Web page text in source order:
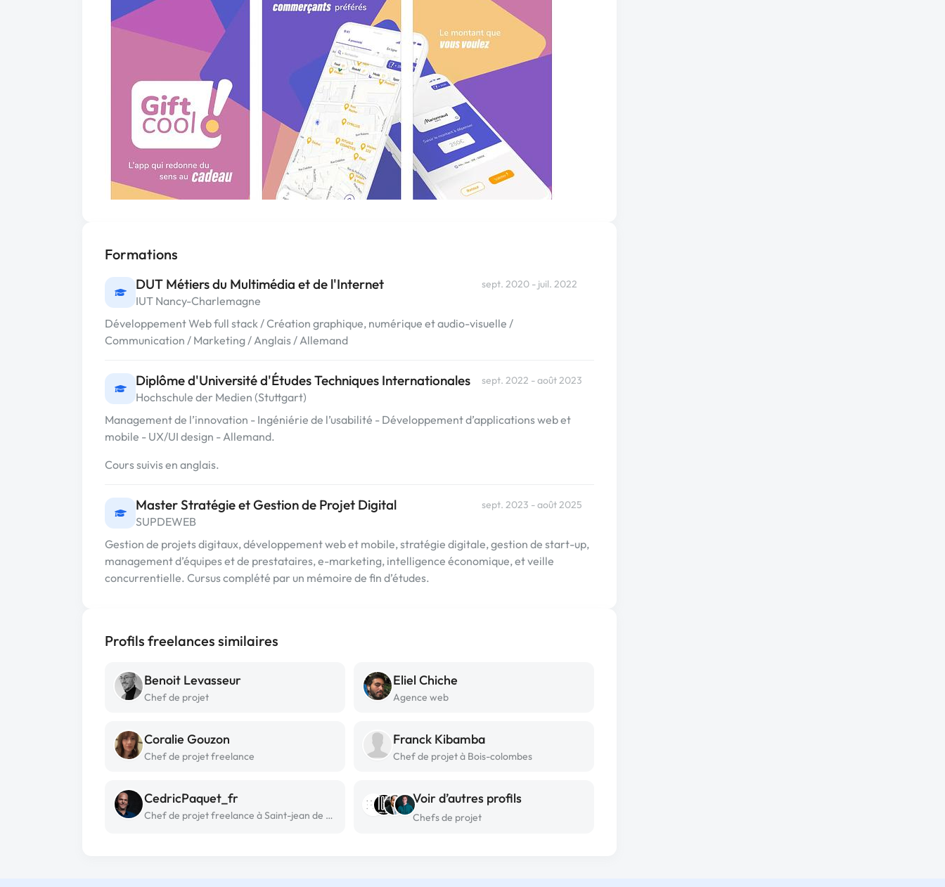
Formations
DUT Métiers du Multimédia et de l'Internet
IUT Nancy-Charlemagne
sept. 2020 - juil. 2022
Développement Web full stack / Création graphique, numérique et audio-visuelle /
Communication / Marketing / Anglais / Allemand
Diplôme d'Université d'Études Techniques Internationales
Hochschule der Medien (Stuttgart)
sept. 2022 - août 2023
Management de l’innovation - Ingéniérie de l’usabilité - Développement d’applications web et
mobile - UX/UI design - Allemand.
Cours suivis en anglais.
Master Stratégie et Gestion de Projet Digital
SUPDEWEB
sept. 2023 - août 2025
Gestion de projets digitaux, développement web et mobile, stratégie digitale, gestion de start-up,
management d’équipes et de prestataires, e-marketing, intelligence économique, et veille
concurrentielle. Cursus complété par un mémoire de fin d’études.
Profils freelances similaires
Benoit Levasseur
Chef de projet
Eliel Chiche
Agence web
Coralie Gouzon
Chef de projet freelance
Franck Kibamba
Chef de projet à Bois-colombes
CedricPaquet_fr
Chef de projet freelance à Saint-jean de marsacq
Voir d’autres profils
Chefs de projet